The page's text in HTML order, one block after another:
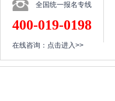
全国统一报名专线
400-019-0198
在线咨询： 点击进入>>